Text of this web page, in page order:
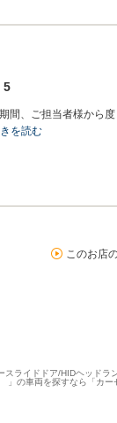
5
間、ご担当者様から
を読む
このお店
イドドア/HIDヘッドラ
」の車両を探すなら「カー